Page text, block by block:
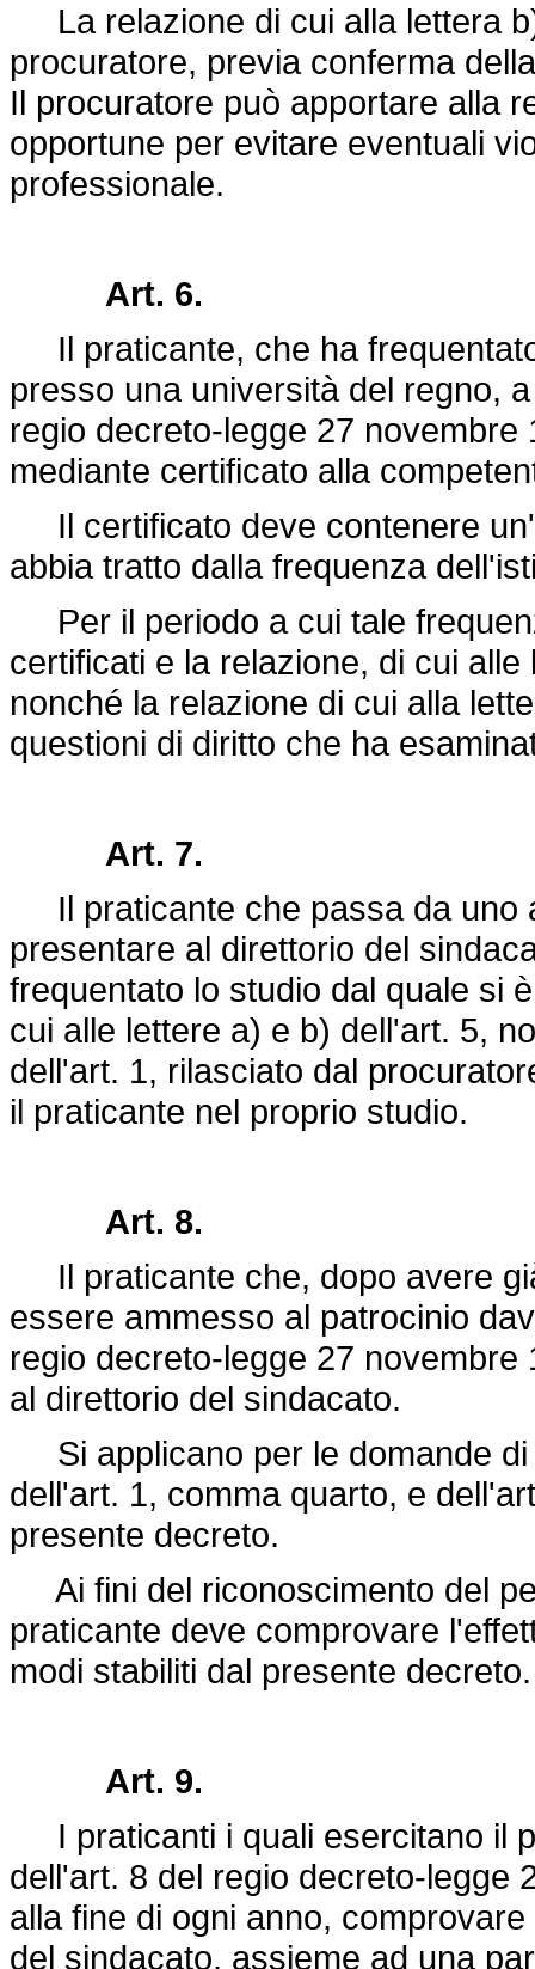
La relazione di cui alla lettera
procuratore, previa conferma
Il procuratore può apportare alla
opportune per evitare eventuali
professionale.
Art. 6.
Il praticante, che ha
presso una università del regno,
regio decreto-legge 27 novembre
mediante certificato alla
Il certificato deve contenere
abbia tratto dalla frequenza
Per il periodo a cui tale
certificati e la relazione, di cui
nonché la relazione di cui alla
questioni di diritto che ha
Art. 7.
Il praticante che passa da uno
presentare al direttorio del
frequentato lo studio dal quale si
cui alle lettere a) e b) dell'art. 5,
dell'art. 1, rilasciato dal
il praticante nel proprio studio.
Art. 8.
Il praticante che, dopo avere
essere ammesso al patrocinio
regio decreto-legge 27 novembre
al direttorio del sindacato.
Si applicano per le domande di
dell'art. 1, comma quarto, e
presente decreto.
Ai fini del riconoscimento del
praticante deve comprovare
modi stabiliti dal presente decreto.
Art. 9.
I praticanti i quali esercitano il
dell'art. 8 del regio decreto-legge
alla fine di ogni anno,
del sindacato, assieme ad una